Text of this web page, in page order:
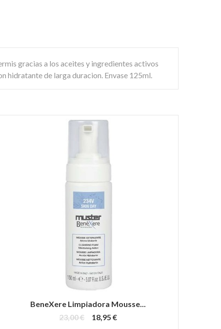
gracias a los aceites y ingredientes activos
hidratante de larga duracion. Envase 125ml.
BeneXere Limpiadora Mousse...
23,00 €
18,95 €